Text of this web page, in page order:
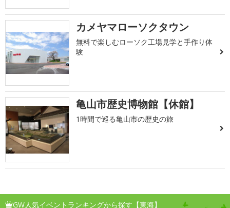
カメヤマローソクタウン
無料で楽しむローソク工場見学と手作り体
験
亀山市歴史博物館【休館】
1時間で巡る亀山市の歴史の旅
GW人気イベントランキングから探す【東海】